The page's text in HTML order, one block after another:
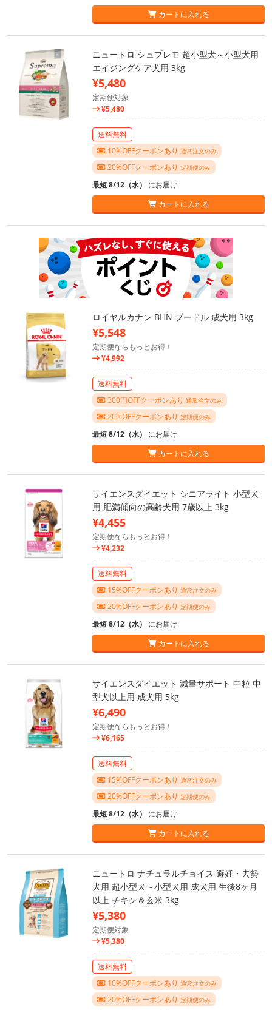
カートに入れる
ニュートロ シュプレモ 超小型犬～小型犬用
エイジングケア犬用 3kg
¥5,480
定期便対象
¥5,480
送料無料
10%OFFクーポンあり 通常注文のみ
20%OFFクーポンあり 定期便のみ
最短 8/12（水） にお届け
カートに入れる
ロイヤルカナン BHN プードル 成犬用 3kg
¥5,548
定期便ならもっとお得！
¥4,992
送料無料
300円OFFクーポンあり 通常注文のみ
20%OFFクーポンあり 定期便のみ
最短 8/12（水） にお届け
カートに入れる
サイエンスダイエット シニアライト 小型犬
用 肥満傾向の高齢犬用 7歳以上 3kg
¥4,455
定期便ならもっとお得！
¥4,232
送料無料
15%OFFクーポンあり 通常注文のみ
20%OFFクーポンあり 定期便のみ
最短 8/12（水） にお届け
カートに入れる
サイエンスダイエット 減量サポート 中粒 中
型犬以上用 成犬用 5kg
¥6,490
定期便ならもっとお得！
¥6,165
送料無料
15%OFFクーポンあり 通常注文のみ
20%OFFクーポンあり 定期便のみ
最短 8/12（水） にお届け
カートに入れる
ニュートロ ナチュラルチョイス 避妊・去勢
犬用 超小型犬～小型犬用 成犬用 生後8ヶ月
以上 チキン＆玄米 3kg
¥5,380
定期便対象
¥5,380
送料無料
10%OFFクーポンあり 通常注文のみ
20%OFFクーポンあり 定期便のみ